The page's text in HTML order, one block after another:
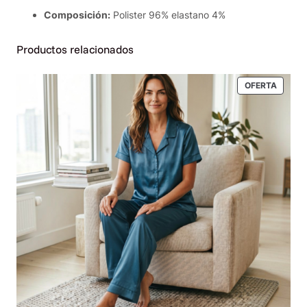
Composición: Polister 96% elastano 4%
Productos relacionados
OFERTA
EN